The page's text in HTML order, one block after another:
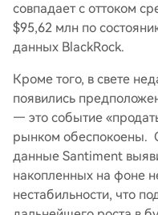
совпадает с оттоком
$95,62 млн по
данных BlackRock.
Кроме того, в свете
появились
— это событие
рынком обеспокоены.
данные Santiment
накопленных на фоне
нестабильности, что